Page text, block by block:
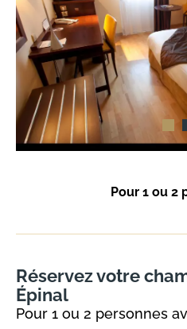
Pour 1 ou 2
Réservez votre
Épinal
Pour 1 ou 2 personnes